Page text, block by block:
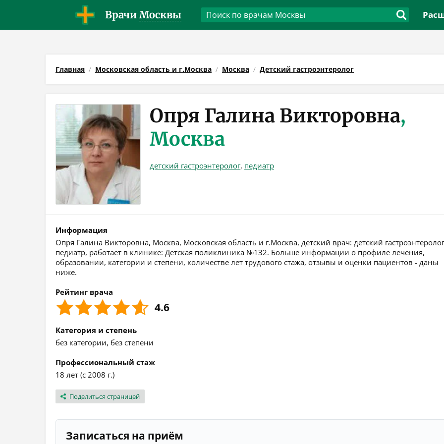
Врачи Москвы
Главная Московская область и г.Москва Москва Детский гастроэнтеролог
Опря Галина Викторовна,
Москва
детский гастроэнтеролог, педиатр
Информация
Опря Галина Викторовна, Москва, Московская область и г.Москва, детский врач: детский
педиатр, работает в клинике: Детская поликлиника №132. Больше информации о профиле лечения,
образовании, категории и степени, количестве лет трудового стажа, отзывы и оценки пациентов - даны
ниже.
Рейтинг врача
4.6
Категория и степень
без категории, без степени
Профессиональный стаж
18 лет (с 2008 г.)
Поделиться страницей
Записаться на приём